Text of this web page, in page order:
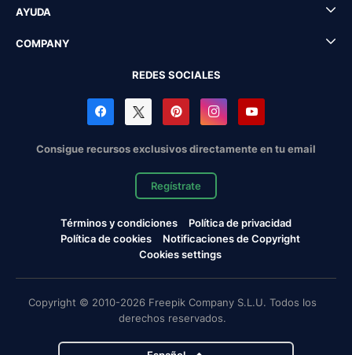
AYUDA
COMPANY
REDES SOCIALES
Consigue recursos exclusivos directamente en tu email
Regístrate
Términos y condiciones
Política de privacidad
Política de cookies
Notificaciones de Copyright
Cookies settings
Copyright © 2010-2026 Freepik Company S.L.U. Todos los
derechos reservados.